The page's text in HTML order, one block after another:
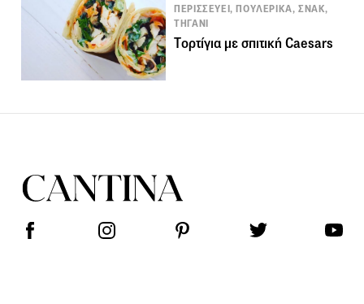
ΠΕΡΙΣΣΕΥΕΙ, ΠΟΥΛΕΡΙΚΑ, ΣΝΑΚ,
ΤΗΓΑΝΙ
Tορτίγια με σπιτική Caesars